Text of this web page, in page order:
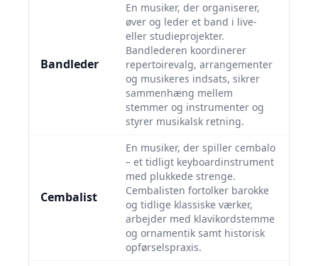
Bandleder
En musiker, der organiserer,
øver og leder et band i live-
eller studieprojekter.
Bandlederen koordinerer
repertoirevalg, arrangementer
og musikeres indsats, sikrer
sammenhæng mellem
stemmer og instrumenter og
styrer musikalsk retning.
Cembalist
En musiker, der spiller cembalo
– et tidligt keyboardinstrument
med plukkede strenge.
Cembalisten fortolker barokke
og tidlige klassiske værker,
arbejder med klavikordstemme
og ornamentik samt historisk
opførselspraxis.